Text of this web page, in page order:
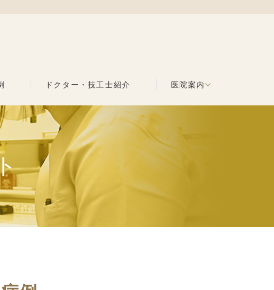
ドクター・技工士紹介 医院案内